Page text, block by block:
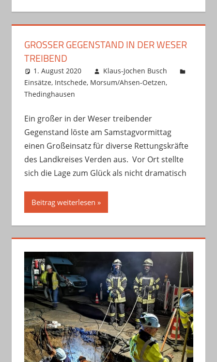
GROSSER GEGENSTAND IN DER WESER T
REIBEND
1. August 2020
Klaus-Jochen Busch
Einsätze, Intschede, Morsum/Ahsen-Oetzen,
Thedinghausen
Ein großer in der Weser treibender
Gegenstand löste am Samstagvormittag
einen Großeinsatz für diverse Rettungskräfte
des Landkreises Verden aus. Vor Ort stellte
sich die Lage zum Glück als nicht dramatisch
Beitrag weiterlesen